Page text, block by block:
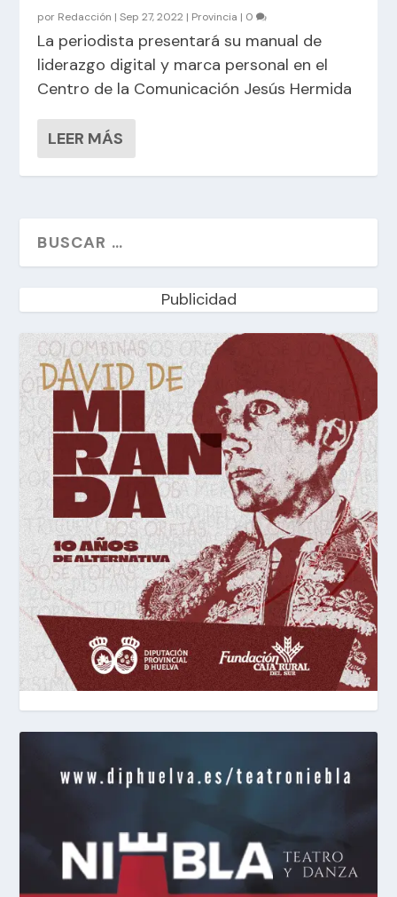
por Redacción |Sep 27, 2022 | Provincia | 0
La periodista presentará su manual de
liderazgo digital y marca personal en el
Centro de la Comunicación Jesús Hermida
LEER MÁS
Publicidad